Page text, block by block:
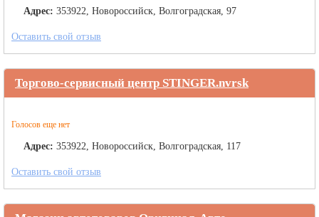
Адрес: 353922, Новороссийск, Волгоградская, 97
Оставить свой отзыв
Торгово-сервисный центр STINGER.nvrsk
Голосов еще нет
Адрес: 353922, Новороссийск, Волгоградская, 117
Оставить свой отзыв